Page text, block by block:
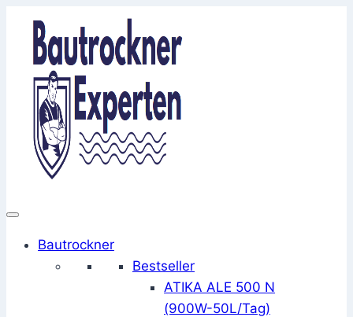
Inhalt
springen
Bautrockner
Bestseller
ATIKA ALE 500 N
(900W-50L/Tag)